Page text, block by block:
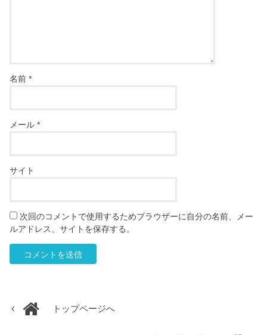
名前*
メール*
サイト
次回のコメントで使用するためブラウザーに自分の名前、メー
ルアドレス、サイトを保存する。
トップページへ